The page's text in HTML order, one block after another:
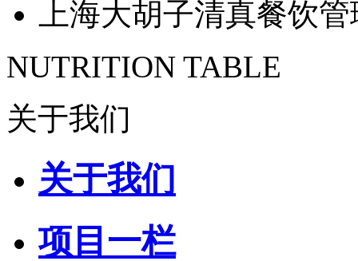
上海大胡子清真餐饮
NUTRITION TABLE
关于我们
关于我们
项目一栏